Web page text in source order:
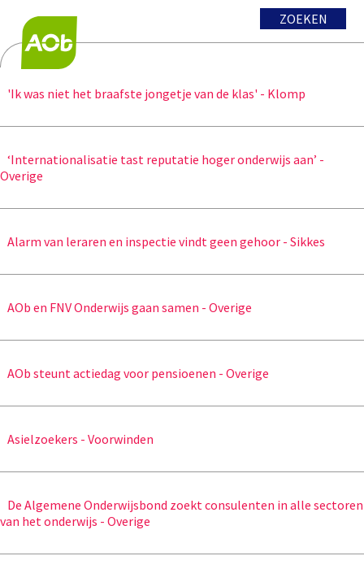
ZOEKEN
'Ik was niet het braafste jongetje van de klas' - Klomp
‘Internationalisatie tast reputatie hoger onderwijs aan’ -
Overige
Alarm van leraren en inspectie vindt geen gehoor - Sikkes
AOb en FNV Onderwijs gaan samen - Overige
AOb steunt actiedag voor pensioenen - Overige
Asielzoekers - Voorwinden
De Algemene Onderwijsbond zoekt consulenten in alle sectoren
van het onderwijs - Overige